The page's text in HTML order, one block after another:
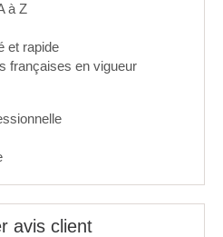
à Z
et rapide
françaises en vigueur
avis client